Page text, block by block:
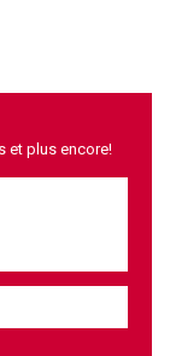
et plus encore!